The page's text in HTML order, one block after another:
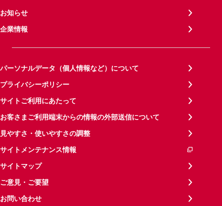
お知らせ
企業情報
パーソナルデータ（個人情報など）について
プライバシーポリシー
サイトご利用にあたって
お客さまご利用端末からの情報の外部送信について
見やすさ・使いやすさの調整
サイトメンテナンス情報
サイトマップ
ご意見・ご要望
お問い合わせ